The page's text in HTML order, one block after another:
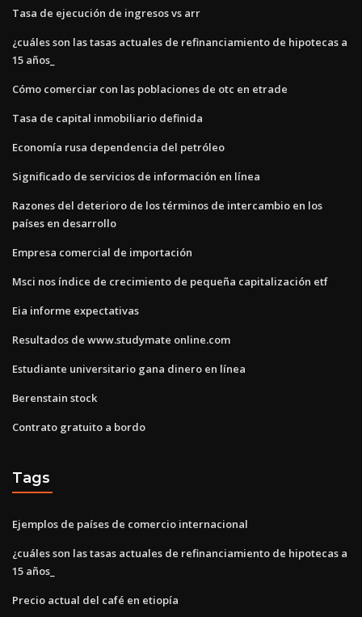
Tasa de ejecución de ingresos vs arr
¿cuáles son las tasas actuales de refinanciamiento de hipotecas a
15 años_
Cómo comerciar con las poblaciones de otc en etrade
Tasa de capital inmobiliario definida
Economía rusa dependencia del petróleo
Significado de servicios de información en línea
Razones del deterioro de los términos de intercambio en los
países en desarrollo
Empresa comercial de importación
Msci nos índice de crecimiento de pequeña capitalización etf
Eia informe expectativas
Resultados de www.studymate online.com
Estudiante universitario gana dinero en línea
Berenstain stock
Contrato gratuito a bordo
Tags
Ejemplos de países de comercio internacional
¿cuáles son las tasas actuales de refinanciamiento de hipotecas a
15 años_
Precio actual del café en etiopía